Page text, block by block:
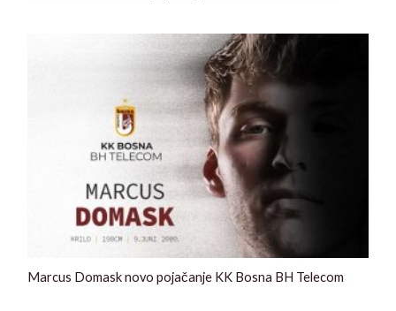
Marcus Domask novo pojačanje KK Bosna BH Telecom